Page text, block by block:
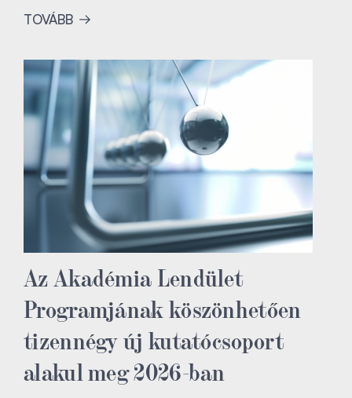
TOVÁBB
Az Akadémia Lendület
Programjának köszönhetően
tizennégy új kutatócsoport
alakul meg 2026-ban